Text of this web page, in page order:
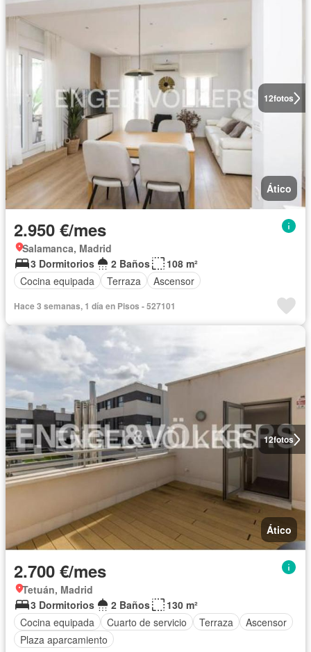
12fotos
Ático
2.950 €/mes
Salamanca, Madrid
3 Dormitorios
2 Baños
108 m²
Cocina equipada
Terraza Ascensor
Hace 3 semanas, 1 día en Pisos - 527101
12fotos
Ático
2.700 €/mes
Tetuán, Madrid
3 Dormitorios
2 Baños
130 m²
Cocina equipada
Cuarto de servicio Terraza
Ascensor
Plaza aparcamiento